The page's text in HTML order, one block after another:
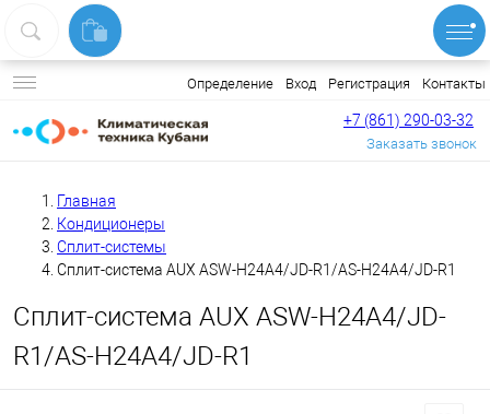
Определение Вход Регистрация Контакты
+7 (861) 290-03-32
Заказать звонок
Главная
Кондиционеры
Сплит-системы
Сплит-система AUX ASW-H24A4/JD-R1/AS-H24A4/JD-R1
Сплит-система AUX ASW-H24A4/JD-
R1/AS-H24A4/JD-R1